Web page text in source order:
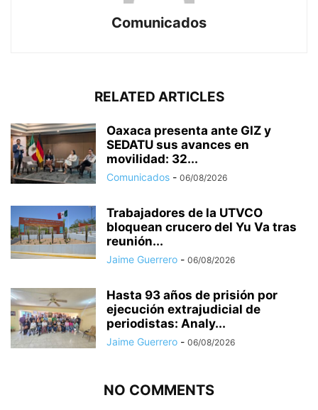
Comunicados
RELATED ARTICLES
Oaxaca presenta ante GIZ y
SEDATU sus avances en
movilidad: 32...
Comunicados - 06/08/2026
Trabajadores de la UTVCO
bloquean crucero del Yu Va tras
reunión...
Jaime Guerrero - 06/08/2026
Hasta 93 años de prisión por
ejecución extrajudicial de
periodistas: Analy...
Jaime Guerrero - 06/08/2026
NO COMMENTS